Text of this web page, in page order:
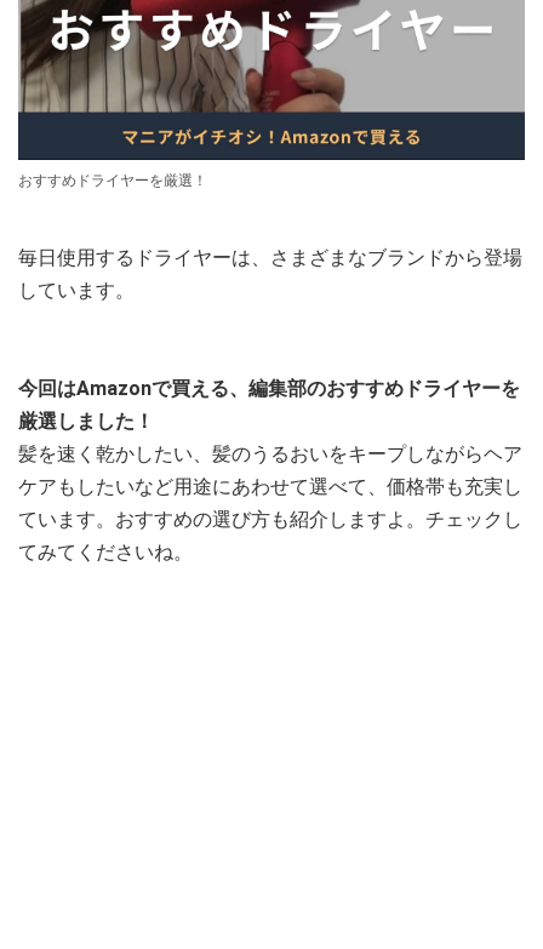
おすすめドライヤーを厳選！
毎日使用するドライヤーは、さまざまなブランドから登場
しています。
今回はAmazonで買える、編集部のおすすめドライヤーを
厳選しました！
髪を速く乾かしたい、髪のうるおいをキープしながらヘア
ケアもしたいなど用途にあわせて選べて、価格帯も充実し
ています。おすすめの選び方も紹介しますよ。チェックし
てみてくださいね。